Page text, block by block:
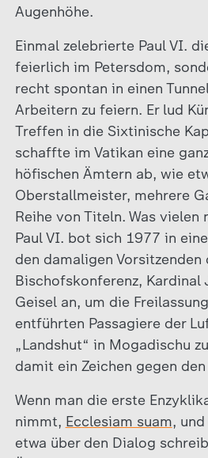
Augenhöhe.
Einmal zelebrierte Paul VI.
feierlich im Petersdom,
recht spontan in einen
Arbeitern zu feiern. Er lud
Treffen in die Sixtinische
schaffte im Vatikan eine
höfischen Ämtern ab, wie
Oberstallmeister, mehrere
Reihe von Titeln. Was
Paul VI. bot sich 1977 in
den damaligen Vorsitzenden
Bischofskonferenz, Kardinal
Geisel an, um die
entführten Passagiere der
„Landshut“ in Mogadischu
damit ein Zeichen gegen
Wenn man die erste
nimmt, Ecclesiam suam,
etwa über den Dialog